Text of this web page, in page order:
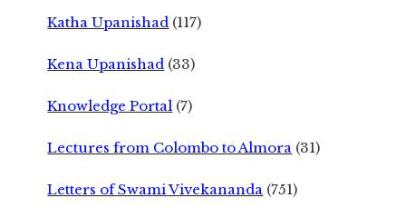
Katha Upanishad (117)
Kena Upanishad (33)
Knowledge Portal (7)
Lectures from Colombo to Almora (31)
Letters of Swami Vivekananda (751)